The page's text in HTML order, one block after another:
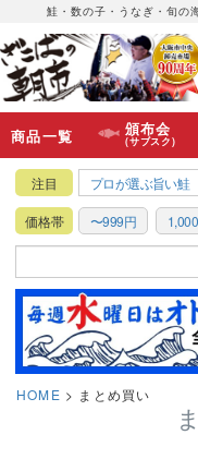
鮭・数の子・うなぎ・旬の
商品一覧 頒布会
(サブスク)
注目 プロが選ぶ旨い鮭
価格帯 〜999円
HOME まとめ買い